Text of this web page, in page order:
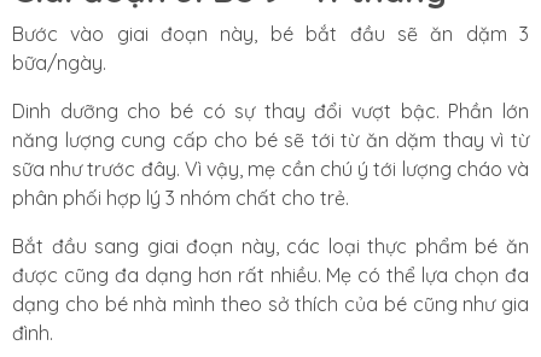
Bước vào giai đoạn này, bé bắt đầu sẽ ăn dặm 3
bữa/ngày.
Dinh dưỡng cho bé có sự thay đổi vượt bậc. Phần lớn
năng lượng cung cấp cho bé sẽ tới từ ăn dặm thay vì từ
sữa như trước đây. Vì vậy, mẹ cần chú ý tới lượng cháo và
phân phối hợp lý 3 nhóm chất cho trẻ.
Bắt đầu sang giai đoạn này, các loại thực phẩm bé ăn
được cũng đa dạng hơn rất nhiều. Mẹ có thể lựa chọn đa
dạng cho bé nhà mình theo sở thích của bé cũng như gia
đình.